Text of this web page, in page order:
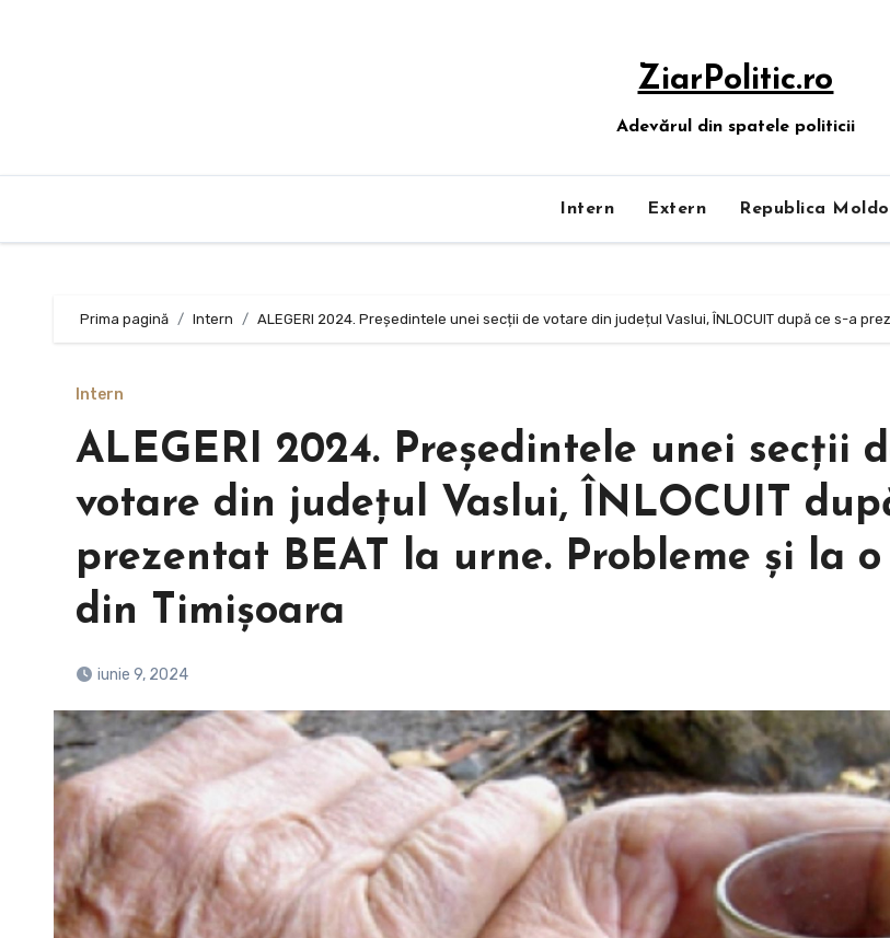
ZiarPolitic.ro
Adevărul din spatele politicii
Intern Extern Republica
Prima pagină Intern ALEGERI 2024. Președintele unei secții de votare din județul Vaslui, ÎNLOCUIT după ce s-a
Intern
ALEGERI 2024. Președintele unei secții
votare din județul Vaslui, ÎNLOCUIT
prezentat BEAT la urne. Probleme și la o
din Timișoara
iunie 9, 2024